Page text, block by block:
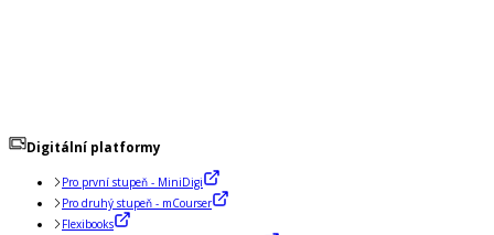
Digitální platformy
Pro první stupeň - MiniDigi
Pro druhý stupeň - mCourser
Flexibooks